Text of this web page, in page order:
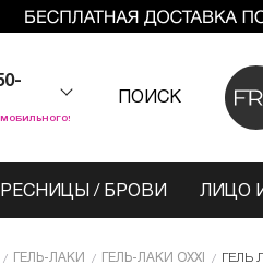
ПОИСК
РЕСНИЦЫ / БРОВИ ЛИЦО
ГЕЛЬ-ЛАКИ ГЕЛЬ-ЛАКИ OXXI ГЕЛЬ